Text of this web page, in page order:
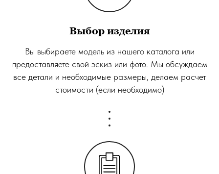
Выбор изделия
Вы выбираете модель из нашего каталога или
предоставляете свой эскиз или фото. Мы обсуждаем
все детали и необходимые размеры, делаем расчет
стоимости (если необходимо)